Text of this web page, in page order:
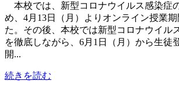
本校では、新型コロナウイルス感染症
め、4月13日（月）よりオンライン授業
た。その後、本校では新型コロナウイル
を徹底しながら、6月1日（月）から生徒
開...
続きを読む